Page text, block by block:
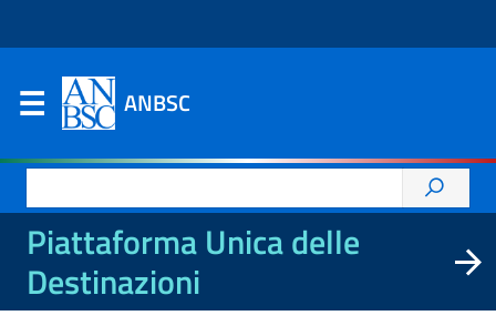
ANBSC
per:
Piattaforma Unica delle
Destinazioni